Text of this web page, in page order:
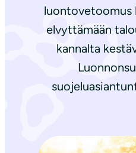
luontovetoomus
elvyttämään
kannalta